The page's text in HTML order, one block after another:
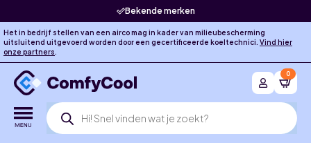
Bekende merken
Het in bedrijf stellen van een airco mag in kader van milieubescherming
uitsluitend uitgevoerd worden door een gecertificeerde koeltechnici. Vind hier
onze partners.
Producten
zoeken
0